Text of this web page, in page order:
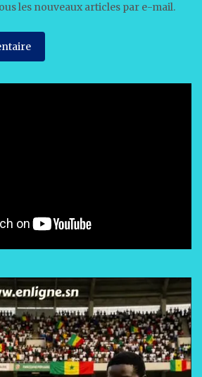
les nouveaux articles par e-mail.